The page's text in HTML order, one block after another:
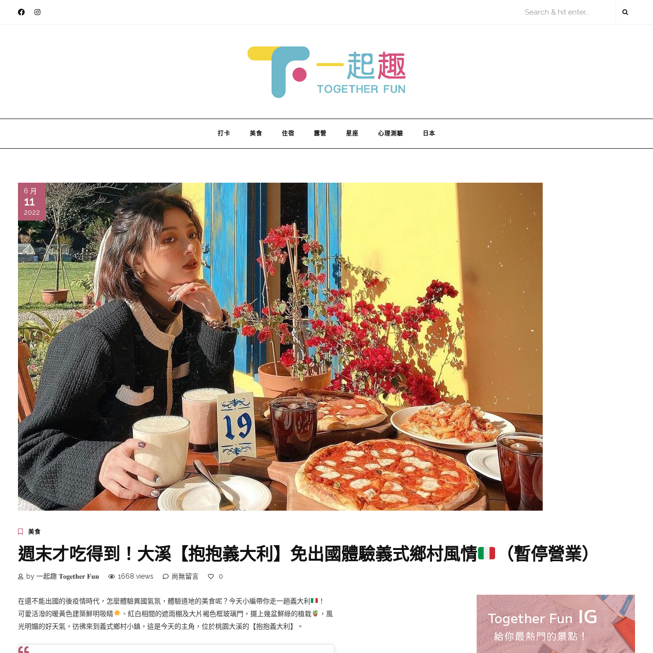
打卡 美食 住宿 露營 星座 心理測驗 日本
6 月
11
2022
美食
週末才吃得到！大溪【抱抱義大利】免出國體驗義式鄉村風情 （暫停營業）
by 一起趣 𝐓𝐨𝐠𝐞𝐭𝐡𝐞𝐫 𝐅𝐮𝐧 1668 views 尚無留言 0
在還不能出國的後疫情時代，怎麼體驗異國氣氛，體驗道地的美食呢？今天小編帶你走一趟義大利
！
可愛活潑的暖黃色建築鮮明吸睛
、紅白相間的遮雨棚及大片褐色框玻璃門，擺上幾盆鮮綠的植栽
，風
光明媚的好天氣，彷彿來到義式鄉村小鎮，這是今天的主角，位於桃園大溪的【抱抱義大利】。